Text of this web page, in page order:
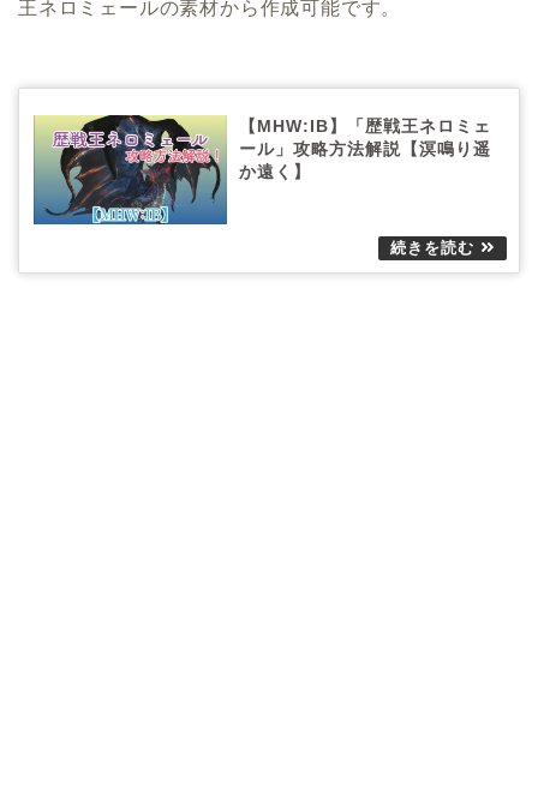
王ネロミェールの素材から作成可能です。
【MHW:IB】「歴戦王ネロミェ
ール」攻略方法解説【溟鳴り遥
か遠く】